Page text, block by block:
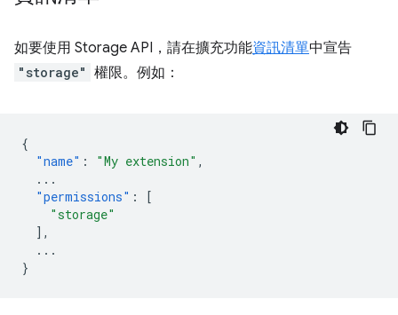
如要使用 Storage API，請在擴充功能資訊清單中宣告
"storage" 權限。例如：
{
"name" : "My extension" ,
...
"permissions" :
[
"storage"
],
...
}